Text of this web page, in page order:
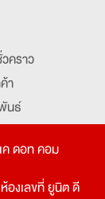
คราว
า
นธ์
ค ดอท คอม
องเลขที่ ยูนิต ดี